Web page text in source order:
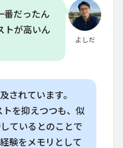
よしだ
番だったん
トが高いん
されています。
を抑えつつも、似
ているとのことで
験をメモリとして